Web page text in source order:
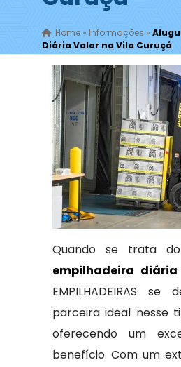
Home» Informações »
Diária Valor na Vila Curuçá
Quando se trata
empilhadeira
EMPILHADEIRAS se
parceira ideal nesse
oferecendo um
benefício. Com um